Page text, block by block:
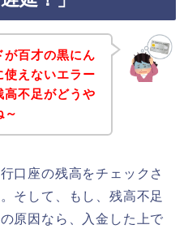
が百才の黒にん
使えないエラー
高不足がどうや
～
口座の残高をチェックさ
そして、もし、残高不足
原因なら、入金した上で